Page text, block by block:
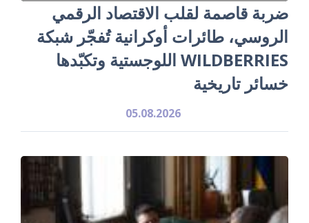
ضربة قاصمة لقلب الاقتصاد الرقمي
الروسي، طائرات أوكرانية تُفجّر شبكة
WILDBERRIES اللوجستية وتكبّدها
خسائر تاريخية
05.08.2026